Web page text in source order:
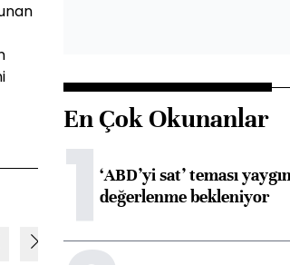
En Çok Okunanlar
1‘ABD’yi sat’ teması
değerlenme bekleniyor